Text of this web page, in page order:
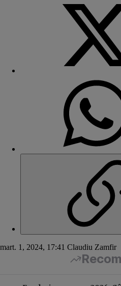
mart. 1, 2024, 17:41 Claudiu Zamfir